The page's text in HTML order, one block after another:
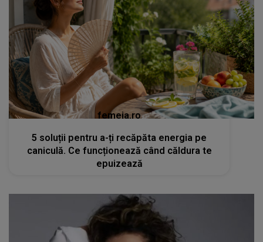
femeia.ro
5 soluții pentru a-ți recăpăta energia pe
caniculă. Ce funcționează când căldura te
epuizează